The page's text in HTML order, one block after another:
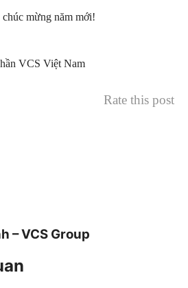
mừng năm mới!
VCS Việt Nam
Rate this post
– VCS Group